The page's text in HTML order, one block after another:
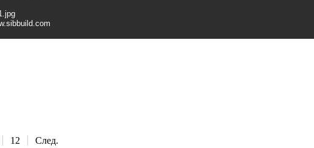
12 След.